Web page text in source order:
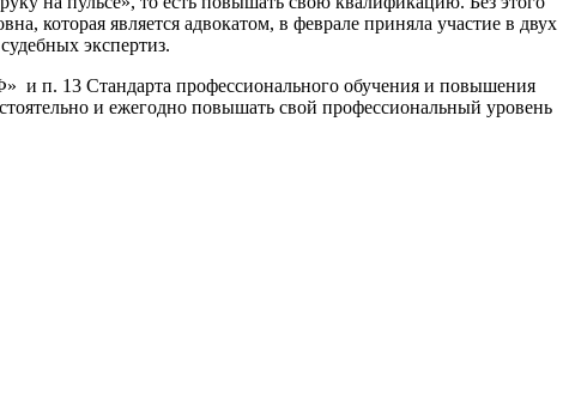
которая является адвокатом, в феврале приняла участие в двух
экспертиз.
и п. 13 Стандарта профессионального обучения и повышения
и ежегодно повышать свой профессиональный уровень